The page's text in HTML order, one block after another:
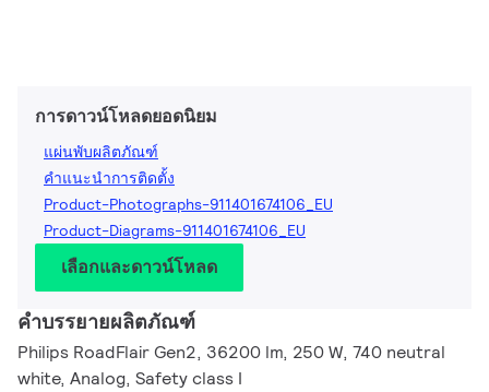
การดาวน์โหลดยอดนิยม
แผ่นพับผลิตภัณฑ์
คำแนะนำการติดตั้ง
Product-Photographs-911401674106_EU
Product-Diagrams-911401674106_EU
เลือกและดาวน์โหลด
คำบรรยายผลิตภัณฑ์
Philips RoadFlair Gen2, 36200 lm, 250 W, 740 neutral
white, Analog, Safety class I